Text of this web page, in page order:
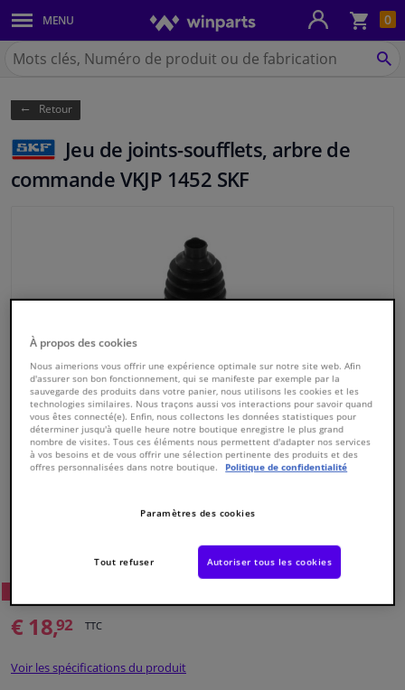
0
MENU
Carrosserie & tôles
Feux & ampoules
Freinage
Système d'échappement
Refroidissement & chauffage
Pièces moteur & accessoires
Filtres & liquides
Bagages & transport
Fenêtres & accessoires
Atelier & outils
Camping-car, moto & vélo
Chercher
Winparts.be
Retour
Jeu de joints-soufflets, arbre de
commande VKJP 1452 SKF
7316575835316
€ 18,92 TTC
Voir les spécifications du produit
À propos des cookies
Nous aimerions vous offrir une expérience optimale sur notre site web. Afin
d'assurer son bon fonctionnement, qui se manifeste par exemple par la
sauvegarde des produits dans votre panier, nous utilisons les cookies et les
technologies similaires. Nous traçons aussi vos interactions pour savoir quand
vous êtes connecté(e). Enfin, nous collectons les données statistiques pour
déterminer jusqu'à quelle heure notre boutique enregistre le plus grand
nombre de visites. Tous ces éléments nous permettent d'adapter nos services
à vos besoins et de vous offrir une sélection pertinente des produits et des
offres personnalisées dans notre boutique.
Politique de confidentialité
Paramètres des cookies
Tout refuser Autoriser tous les cookies